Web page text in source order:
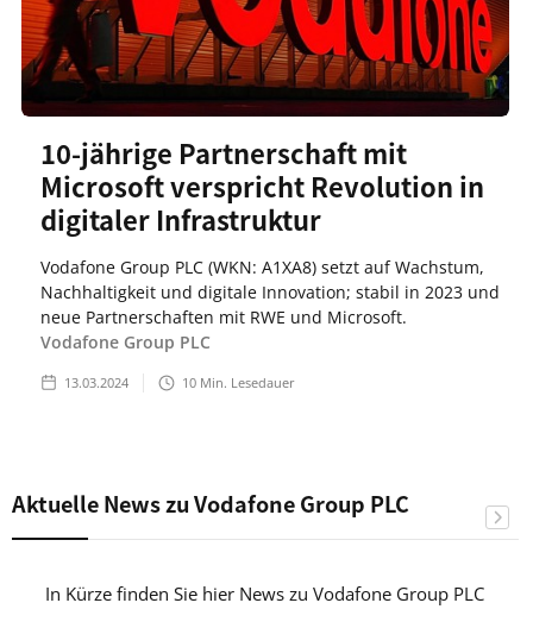
10-jährige Partnerschaft mit
Microsoft verspricht Revolution in
digitaler Infrastruktur
Vodafone Group PLC (WKN: A1XA8) setzt auf Wachstum,
Nachhaltigkeit und digitale Innovation; stabil in 2023 und
neue Partnerschaften mit RWE und Microsoft.
Vodafone Group PLC
13.03.2024 10 Min. Lesedauer
Aktuelle News zu Vodafone Group PLC
In Kürze finden Sie hier News zu Vodafone Group PLC